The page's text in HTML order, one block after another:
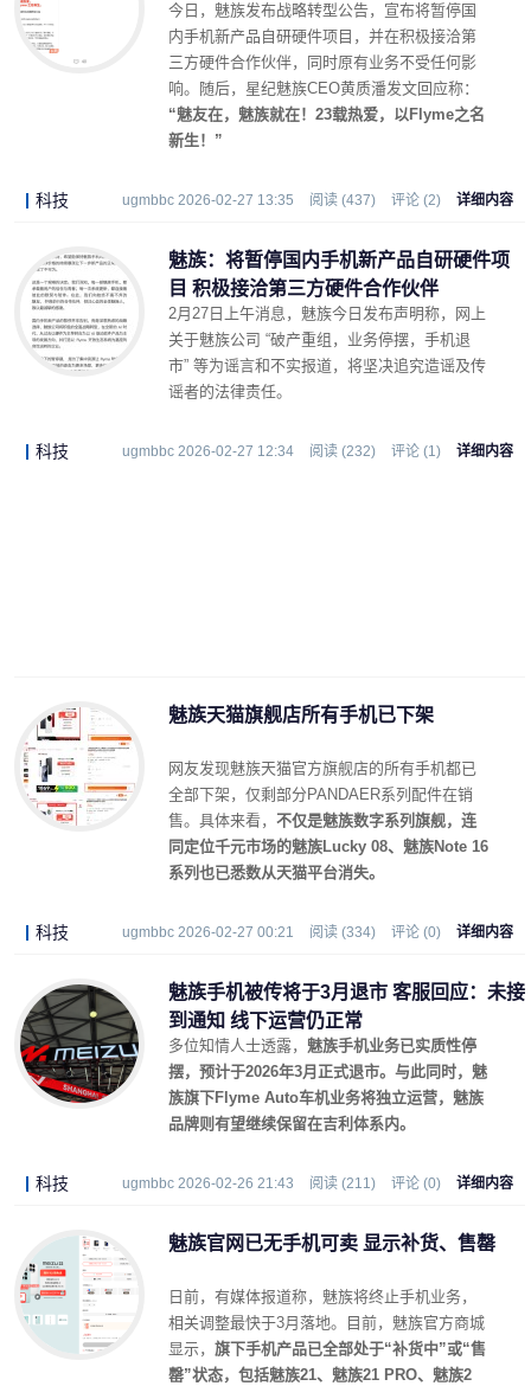
今日，魅族发布战略转型公告，宣布将暂停国
内手机新产品自研硬件项目，并在积极接洽第
三方硬件合作伙伴，同时原有业务不受任何影
响。随后，星纪魅族CEO黄质潘发文回应称：
“魅友在，魅族就在！23载热爱，以Flyme之名
新生！”
科技 ugmbbc 2026-02-27 13:35 阅读 (437) 评论 (2) 详细内容
魅族：将暂停国内手机新产品自研硬件项
目 积极接洽第三方硬件合作伙伴
2月27日上午消息，魅族今日发布声明称，网上
关于魅族公司 “破产重组，业务停摆，手机退
市” 等为谣言和不实报道，将坚决追究造谣及传
谣者的法律责任。
科技 ugmbbc 2026-02-27 12:34 阅读 (232) 评论 (1) 详细内容
魅族天猫旗舰店所有手机已下架
网友发现魅族天猫官方旗舰店的所有手机都已
全部下架，仅剩部分PANDAER系列配件在销
售。具体来看， 不仅是魅族数字系列旗舰，连
同定位千元市场的魅族Lucky 08、魅族Note 16
系列也已悉数从天猫平台消失。
科技 ugmbbc 2026-02-27 00:21 阅读 (334) 评论 (0) 详细内容
魅族手机被传将于3月退市 客服回应：未接
到通知 线下运营仍正常
多位知情人士透露， 魅族手机业务已实质性停
摆，预计于2026年3月正式退市。与此同时，魅
族旗下Flyme Auto车机业务将独立运营，魅族
品牌则有望继续保留在吉利体系内。
科技 ugmbbc 2026-02-26 21:43 阅读 (211) 评论 (0) 详细内容
魅族官网已无手机可卖 显示补货、售罄
日前，有媒体报道称，魅族将终止手机业务，
相关调整最快于3月落地。目前，魅族官方商城
显示， 旗下手机产品已全部处于“补货中”或“售
罄”状态，包括魅族21、魅族21 PRO、魅族2